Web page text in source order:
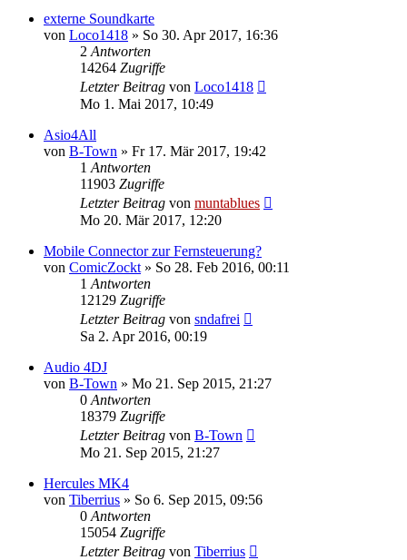
externe Soundkarte
von Loco1418 » So 30. Apr 2017, 16:36
2 Antworten
14264 Zugriffe
Letzter Beitrag von Loco1418
Mo 1. Mai 2017, 10:49
Asio4All
von B-Town » Fr 17. Mär 2017, 19:42
1 Antworten
11903 Zugriffe
Letzter Beitrag von muntablues
Mo 20. Mär 2017, 12:20
Mobile Connector zur Fernsteuerung?
von ComicZockt » So 28. Feb 2016, 00:11
1 Antworten
12129 Zugriffe
Letzter Beitrag von sndafrei
Sa 2. Apr 2016, 00:19
Audio 4DJ
von B-Town » Mo 21. Sep 2015, 21:27
0 Antworten
18379 Zugriffe
Letzter Beitrag von B-Town
Mo 21. Sep 2015, 21:27
Hercules MK4
von Tiberrius » So 6. Sep 2015, 09:56
0 Antworten
15054 Zugriffe
Letzter Beitrag von Tiberrius